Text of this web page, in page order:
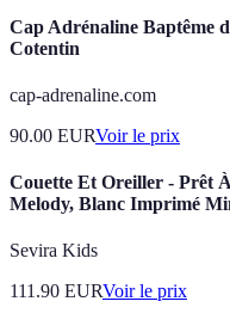
Cap Adrénaline Baptême
Cotentin
cap-adrenaline.com
90.00 EURVoir le prix
Couette Et Oreiller - Prêt
Melody, Blanc Imprimé
Sevira Kids
111.90 EURVoir le prix